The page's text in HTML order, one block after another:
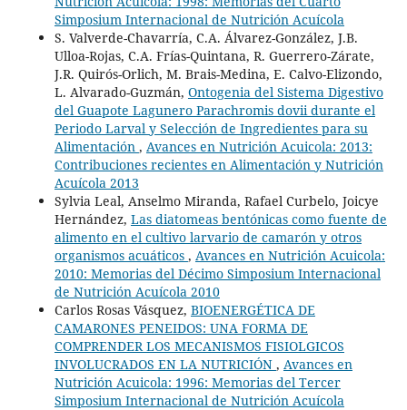
Simposium Internacional de Nutrición Acuícola
S. Valverde-Chavarría, C.A. Álvarez-González, J.B.
Ulloa-Rojas, C.A. Frías-Quintana, R. Guerrero-Zárate,
J.R. Quirós-Orlich, M. Brais-Medina, E. Calvo-Elizondo,
L. Alvarado-Guzmán, Ontogenia del Sistema Digestivo
del Guapote Lagunero Parachromis dovii durante el
Periodo Larval y Selección de Ingredientes para su
Alimentación , Avances en Nutrición Acuicola: 2013:
Contribuciones recientes en Alimentación y Nutrición
Acuícola 2013
Sylvia Leal, Anselmo Miranda, Rafael Curbelo, Joicye
Hernández, Las diatomeas bentónicas como fuente de
alimento en el cultivo larvario de camarón y otros
organismos acuáticos , Avances en Nutrición Acuicola:
2010: Memorias del Décimo Simposium Internacional
de Nutrición Acuícola 2010
Carlos Rosas Vásquez, BIOENERGÉTICA DE
CAMARONES PENEIDOS: UNA FORMA DE
COMPRENDER LOS MECANISMOS FISIOLGICOS
INVOLUCRADOS EN LA NUTRICIÓN , Avances en
Nutrición Acuicola: 1996: Memorias del Tercer
Simposium Internacional de Nutrición Acuícola